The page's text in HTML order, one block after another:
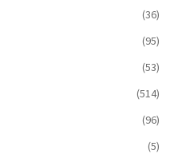
(36)
(95)
(53)
(514)
(96)
(5)